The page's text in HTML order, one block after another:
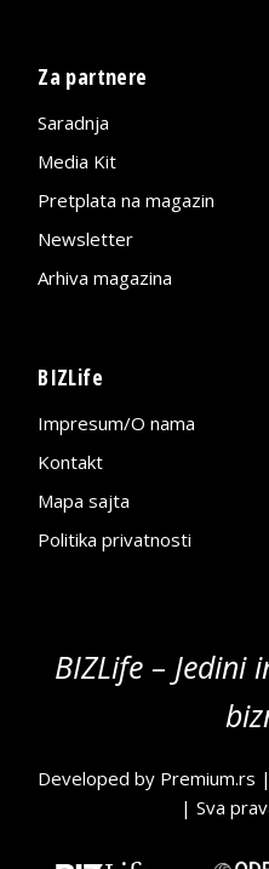
Za partnere
Saradnja
Media Kit
Pretplata na magazin
Newsletter
Arhiva magazina
BIZLife
Impresum/O nama
Kontakt
Mapa sajta
Politika privatnosti
BIZLife – Jedini
Developed by Premium.rs
| Sva